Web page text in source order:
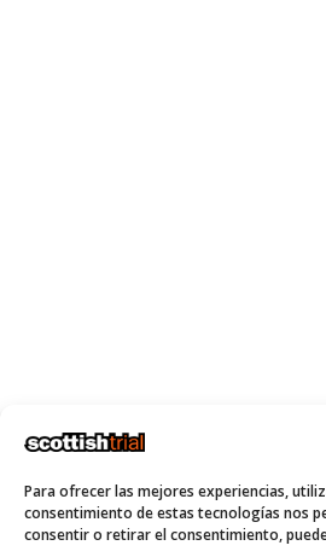
Para ofrecer las mejores experiencias,
consentimiento de estas tecnologías nos
consentir o retirar el consentimiento,